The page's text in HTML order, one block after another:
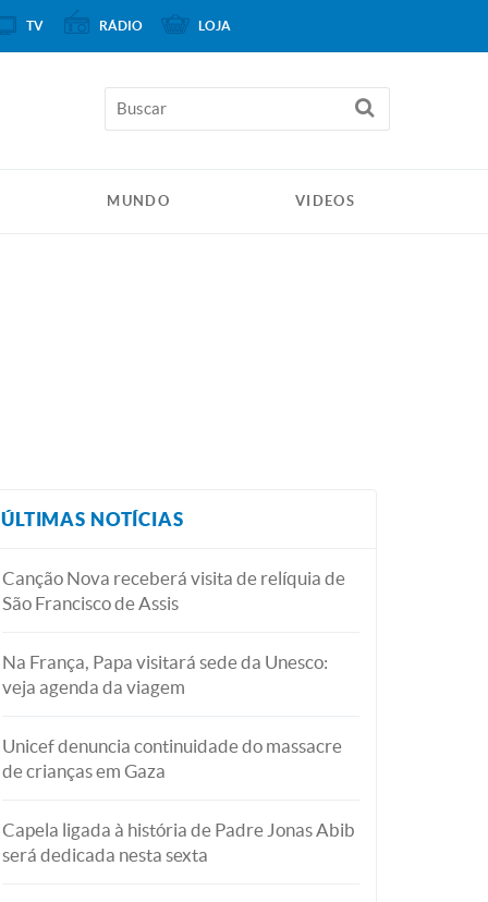
MUNDO VIDEOS
ÚLTIMAS NOTÍCIAS
Canção Nova receberá visita de relíquia de
São Francisco de Assis
Na França, Papa visitará sede da Unesco:
veja agenda da viagem
Unicef denuncia continuidade do massacre
de crianças em Gaza
Capela ligada à história de Padre Jonas Abib
será dedicada nesta sexta
TV RÁDIO LOJA